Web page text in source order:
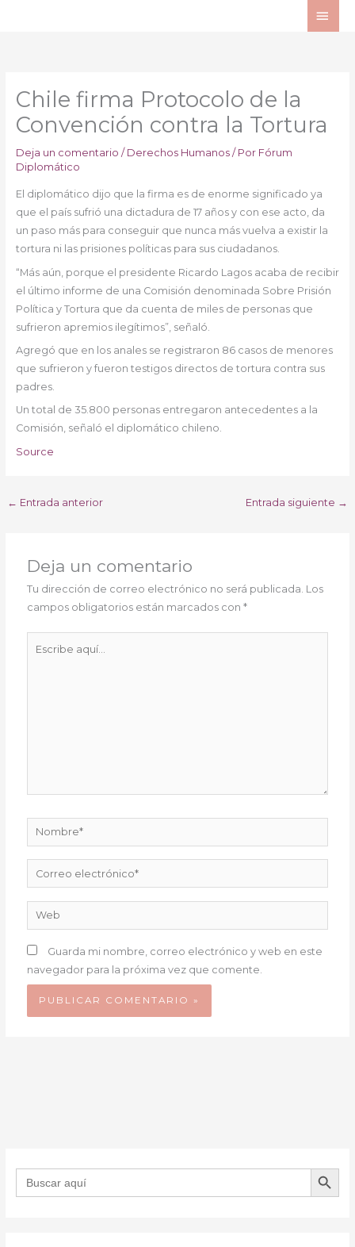
Chile firma Protocolo de la
Convención contra la Tortura
Deja un comentario / Derechos Humanos/ Por Fórum
Diplomático
El diplomático dijo que la firma es de enorme significado ya
que el país sufrió una dictadura de 17 años y con ese acto, da
un paso más para conseguir que nunca más vuelva a existir la
tortura ni las prisiones políticas para sus ciudadanos.
“Más aún, porque el presidente Ricardo Lagos acaba de recibir
el último informe de una Comisión denominada Sobre Prisión
Política y Tortura que da cuenta de miles de personas que
sufrieron apremios ilegítimos”, señaló.
Agregó que en los anales se registraron 86 casos de menores
que sufrieron y fueron testigos directos de tortura contra sus
padres.
Un total de 35.800 personas entregaron antecedentes a la
Comisión, señaló el diplomático chileno.
Source
← Entrada anterior Entrada siguiente →
Deja un comentario
Tu dirección de correo electrónico no será publicada. Los
campos obligatorios están marcados con*
Nombre*
Correo
electrónico*
Web
Guarda mi nombre, correo electrónico y web en este
navegador para la próxima vez que comente.
Buscar: BOTÓN DE